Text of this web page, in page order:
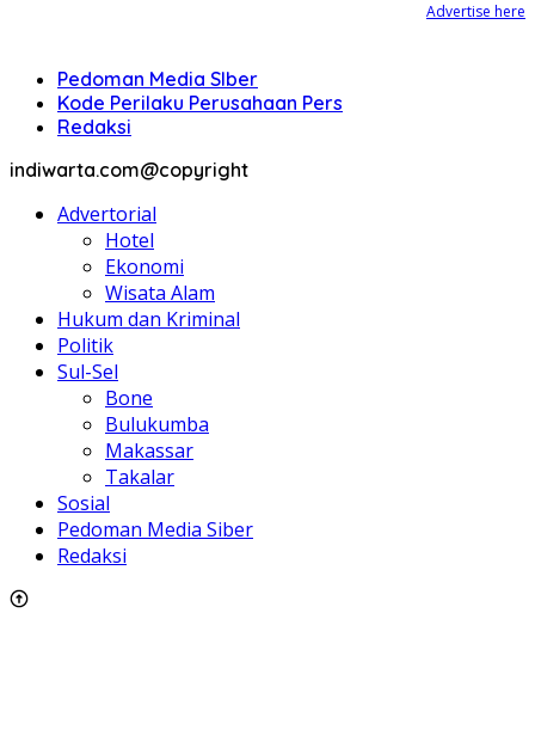
Advertise here
Pedoman Media SIber
Kode Perilaku Perusahaan Pers
Redaksi
indiwarta.com@copyright
Advertorial
Hotel
Ekonomi
Wisata Alam
Hukum dan Kriminal
Politik
Sul-Sel
Bone
Bulukumba
Makassar
Takalar
Sosial
Pedoman Media Siber
Redaksi